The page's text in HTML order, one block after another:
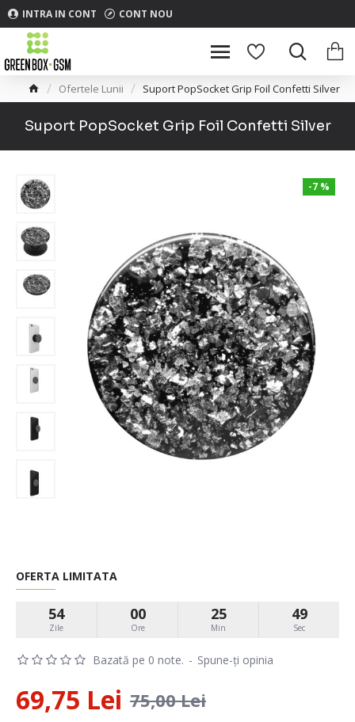
INTRA IN CONT CONT NOU
Ofertele Lunii Suport PopSocket Grip Foil Confetti Silver
Suport PopSocket Grip Foil Confetti Silver
-7 %
Bazată pe 0 note. - Spune-ţi opinia
OFERTA LIMITATA
54
Zile
00
Ore
25
Min
48
Sec
69,75 Lei 75,00 Lei